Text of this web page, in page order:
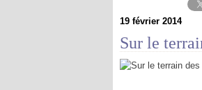
19 février 2014
Sur le